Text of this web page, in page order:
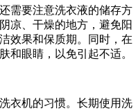
要注意洗衣液的储存方
凉、干燥的地方，避免阳
效果和保质期。同时，在
和眼睛，以免引起不适。
机的习惯。长期使用洗